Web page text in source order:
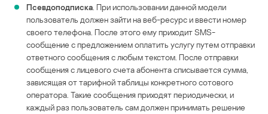
Псевдоподписка. При использовании данной модели
пользователь должен зайти на веб-ресурс и ввести номер
своего телефона. После этого ему приходит SMS-
сообщение с предложением оплатить услугу путем отправки
ответного сообщения с любым текстом. После отправки
сообщения с лицевого счета абонента списывается сумма,
зависящая от тарифной таблицы конкретного сотового
оператора. Такие сообщения приходят периодически, и
каждый раз пользователь сам должен принимать решение